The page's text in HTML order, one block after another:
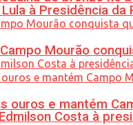
à Presidência da
Costa à
Mourão
ouros e mantém